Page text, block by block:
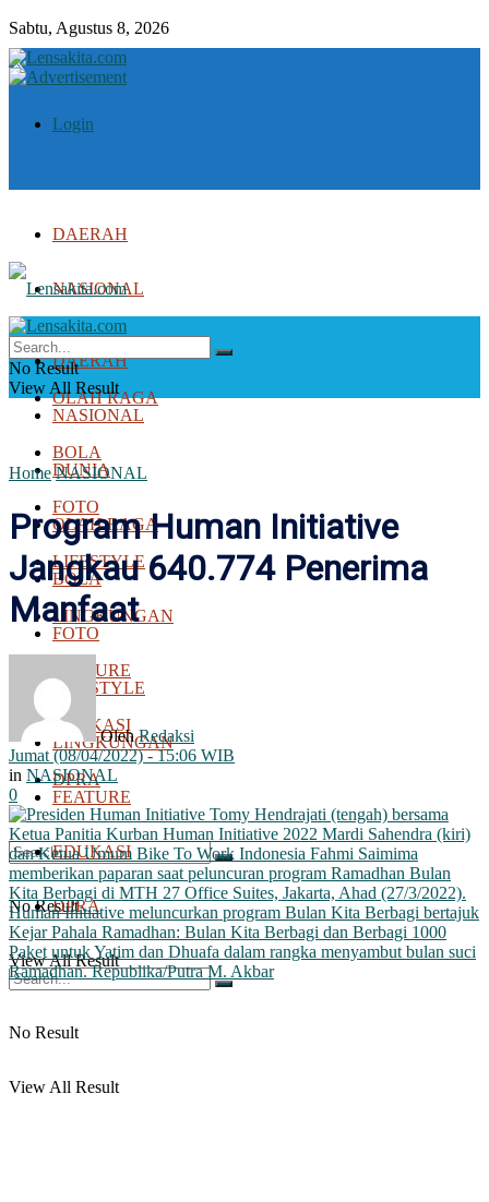
Sabtu, Agustus 8, 2026
Login
DAERAH
NASIONAL
DUNIA
OLAH RAGA
BOLA
FOTO
LIFESTYLE
LINGKUNGAN
FEATURE
EDUKASI
DPRA
No Result
View All Result
DAERAH
NASIONAL
DUNIA
OLAH RAGA
BOLA
FOTO
LIFESTYLE
LINGKUNGAN
FEATURE
EDUKASI
DPRA
No Result
View All Result
No Result
View All Result
Home NASIONAL
Program Human Initiative
Jangkau 640.774 Penerima
Manfaat
Oleh Redaksi
Jumat (08/04/2022) - 15:06 WIB
in NASIONAL
0